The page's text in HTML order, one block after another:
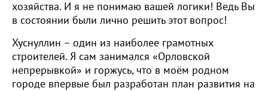
хозяйства. И я не понимаю вашей логики! Ведь Вы
в состоянии были лично решить этот вопрос!
Хуснуллин – один из наиболее грамотных
строителей. Я сам занимался «Орловской
непрерывкой» и горжусь, что в моём родном
городе впервые был разработан план развития на